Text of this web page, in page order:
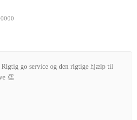
Rigtig go service og den rigtige hjælp til
👏